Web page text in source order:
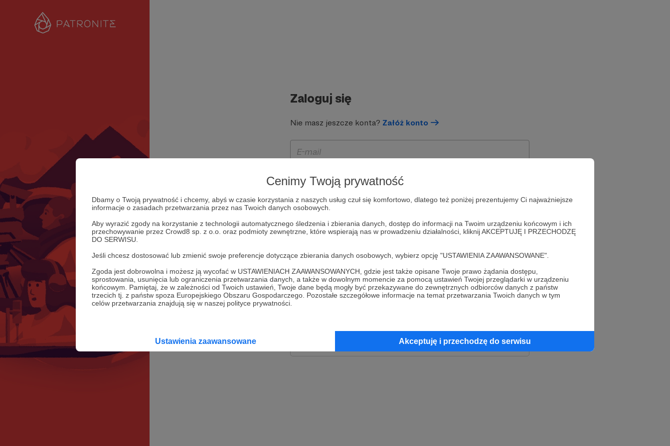
Cenimy Twoją prywatność
Dbamy o Twoją prywatność i chcemy, abyś w czasie korzystania z naszych usług czuł się komfortowo, dlatego też poniżej prezentujemy Ci najważniejsze
informacje o zasadach przetwarzania przez nas Twoich danych osobowych.
Aby wyrazić zgody na korzystanie z technologii automatycznego śledzenia i zbierania danych, dostęp do informacji na Twoim urządzeniu końcowym i ich
przechowywanie przez Crowd8 sp. z o.o. oraz podmioty zewnętrzne, które wspierają nas w prowadzeniu działalności, kliknij AKCEPTUJĘ I PRZECHODZĘ
DO SERWISU.
Jeśli chcesz dostosować lub zmienić swoje preferencje dotyczące zbierania danych osobowych, wybierz opcję "USTAWIENIA ZAAWANSOWANE".
Zgoda jest dobrowolna i możesz ją wycofać w USTAWIENIACH ZAAWANSOWANYCH, gdzie jest także opisane Twoje prawo żądania dostępu,
sprostowania, usunięcia lub ograniczenia przetwarzania danych, a także w dowolnym momencie za pomocą ustawień Twojej przeglądarki w urządzeniu
końcowym. Pamiętaj, że w zależności od Twoich ustawień, Twoje dane będą mogły być przekazywane do zewnętrznych odbiorców danych z państw
trzecich tj. z państw spoza Europejskiego Obszaru Gospodarczego. Pozostałe szczegółowe informacje na temat przetwarzania Twoich danych w tym
celów przetwarzania znajdują się w naszej polityce prywatności.
Ustawienia zaawansowane Akceptuję i przechodzę do serwisu
Zaloguj się
Nie masz jeszcze konta? Załóż konto
Zapamiętaj mnie
lub
Kontynuuj z Apple